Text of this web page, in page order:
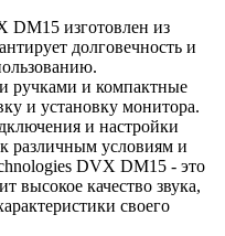
изготовлен из
долговечность и
ручками и компактные
и установку монитора.
и настройки
различным условиям и
DVX DM15 - это
высокое качество звука,
своего